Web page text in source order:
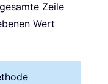
Zeile
Wert